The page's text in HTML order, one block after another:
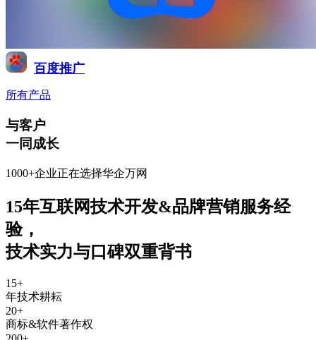
百度推广
所有产品
与客户
一同成长
1000+企业正在选择华企万网
15年互联网技术开发&品牌营销服务经
验，
技术实力与口碑双重背书
15+
年技术耕耘
20+
商标&软件著作权